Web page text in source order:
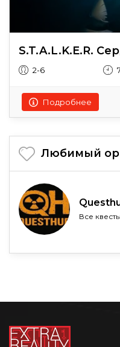
S.T.A.L.K.E.R.
2-6
Подробнее
Любимый
Все